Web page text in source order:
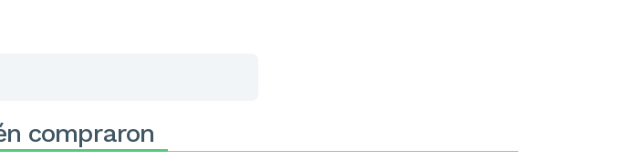
compraron